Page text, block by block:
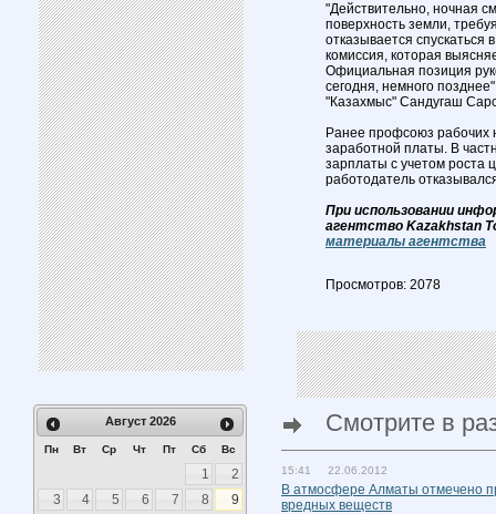
Август 2026
Пн Вт Ср Чт Пт Сб Вс
1
2
3
4 5 6 7 8
9
"Действительно, ночная
поверхность земли,
отказывается
комиссия, которая
Официальная позиция
сегодня, немного
"Казахмыс" Сандугаш
Ранее профсоюз рабочих
заработной платы. В
зарплаты с учетом роста
работодатель
При использовании
агентство Kazakhstan
материалы агентства
Просмотров: 2078
Смотрите в
15:41 22.06.2012
В атмосфере Алматы отмечено
вредных веществ